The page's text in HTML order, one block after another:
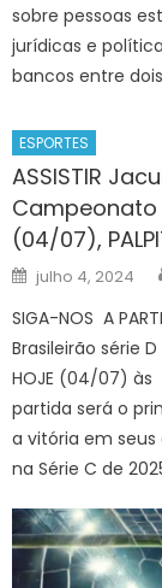
sobre pessoas
jurídicas e
bancos entre
ESPORTES
ASSISTIR
Campeonato
(04/07),
Posted
on
julho 4, 2024
SIGA-NOS A
Brasileirão série
HOJE (04/07) às
partida será o
a vitória em
na Série C de